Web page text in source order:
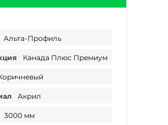
Альта-Профиль
Канада Плюс Премиум
Акрил
3000 мм